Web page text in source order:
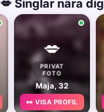
💋 Singlar nära dig
💋
PRIVAT
FOTO
Maja, 32
👀 VISA PROFIL